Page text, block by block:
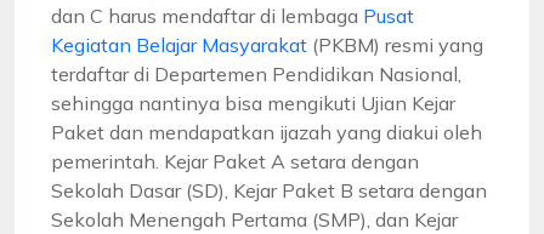
dan C harus mendaftar di lembaga Pusat
Kegiatan Belajar Masyarakat (PKBM) resmi yang
terdaftar di Departemen Pendidikan Nasional,
sehingga nantinya bisa mengikuti Ujian Kejar
Paket dan mendapatkan ijazah yang diakui oleh
pemerintah. Kejar Paket A setara dengan
Sekolah Dasar (SD), Kejar Paket B setara dengan
Sekolah Menengah Pertama (SMP), dan Kejar